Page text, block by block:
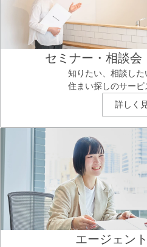
セミナー・相談会
知りたい、相談し
住まい探しのサー
詳しく
エージェン